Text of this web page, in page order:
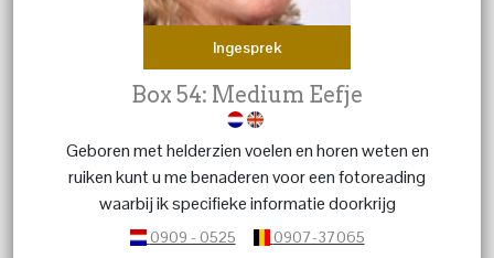
Ingesprek
Box 54: Medium Eefje
Geboren met helderzien voelen en horen weten en
ruiken kunt u me benaderen voor een fotoreading
waarbij ik specifieke informatie doorkrijg
0909 - 0525 0907-37065